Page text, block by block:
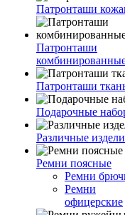
Патронташи
Патронташи
Патронташи
Подарочные
Различные
Ремни поясные
Ремни
Ремни
офицерские